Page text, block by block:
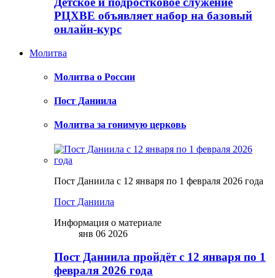
РЦХВЕ объявляет набор на базовый
онлайн-курс
Молитва
Молитва о России
Пост Даниила
Молитва за гонимую церковь
Пост Даниила с 12 января по 1 февраля 2026 года
Пост Даниила
Информация о материале
янв 06 2026
Пост Даниила пройдёт с 12 января по 1
февраля 2026 года